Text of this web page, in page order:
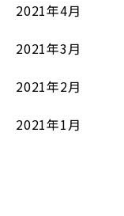
2021年4月
2021年3月
2021年2月
2021年1月